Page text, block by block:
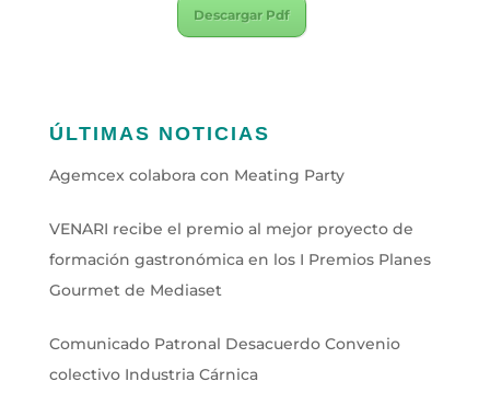
Descargar Pdf
ÚLTIMAS NOTICIAS
Agemcex colabora con Meating Party
VENARI recibe el premio al mejor proyecto de
formación gastronómica en los I Premios Planes
Gourmet de Mediaset
Comunicado Patronal Desacuerdo Convenio
colectivo Industria Cárnica